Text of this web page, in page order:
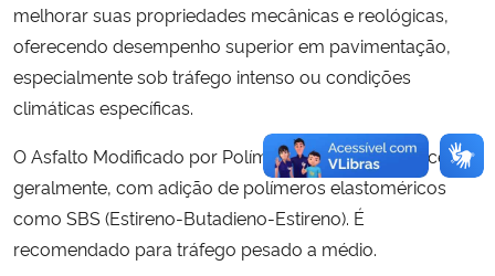
melhorar suas propriedades mecânicas e reológicas,
oferecendo desempenho superior em pavimentação,
especialmente sob tráfego intenso ou condições
climáticas específicas.
O Asfalto Modificado por Polímero (AMP 60/85) recebe,
geralmente, com adição de polímeros elastoméricos
como SBS (Estireno-Butadieno-Estireno). É
recomendado para tráfego pesado a médio.